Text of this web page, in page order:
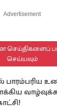
Advertisement
செய்திகளைப்
செய்யவும்
பாரம்பரிய